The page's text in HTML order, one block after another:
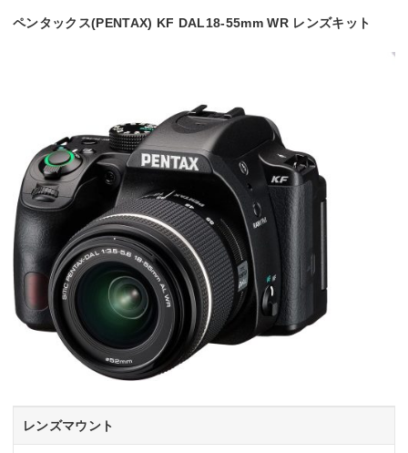
ペンタックス(PENTAX) KF DAL18-55mm WR レンズキット
レンズマウント